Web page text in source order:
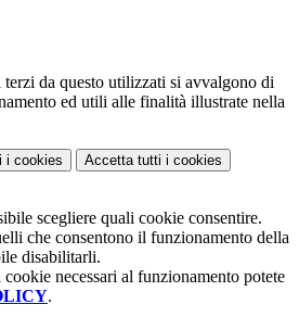
da questo utilizzati si avvalgono di
ed utili alle finalità illustrate nella
i cookies Accetta tutti i cookies
scegliere quali cookie consentire.
che consentono il funzionamento della
disabilitarli.
necessari al funzionamento potete
.